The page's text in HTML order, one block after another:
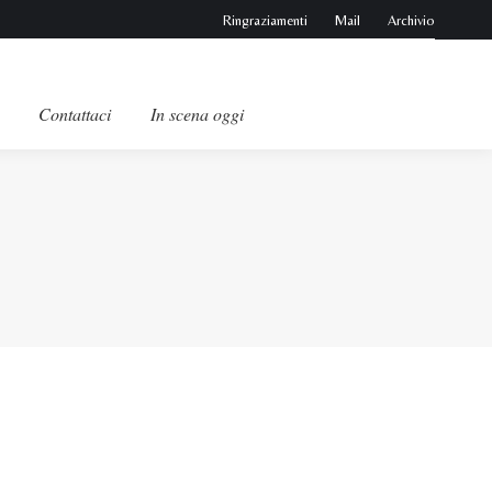
Ringraziamenti Mail Archivio
Contattaci In scena oggi